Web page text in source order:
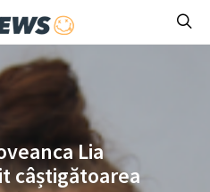
Lia
câștigătoarea